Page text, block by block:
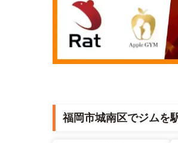
福岡市城南区でジムを